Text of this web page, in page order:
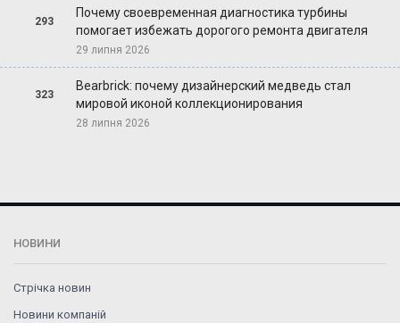
293
Почему своевременная диагностика турбины
помогает избежать дорогого ремонта двигателя
29 липня 2026
323
Bearbrick: почему дизайнерский медведь стал
мировой иконой коллекционирования
28 липня 2026
НОВИНИ
Стрічка новин
Новини компаній